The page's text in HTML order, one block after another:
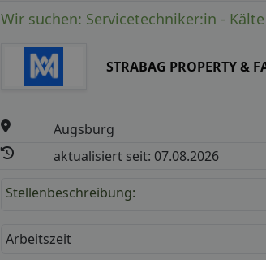
Wir suchen: Servicetechniker:in -
STRABAG PROPERTY &
Augsburg
aktualisiert seit: 07.08.2026
Stellenbeschreibung:
Arbeitszeit